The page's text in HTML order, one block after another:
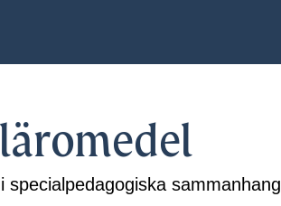
specialpedagogiska sammanhang